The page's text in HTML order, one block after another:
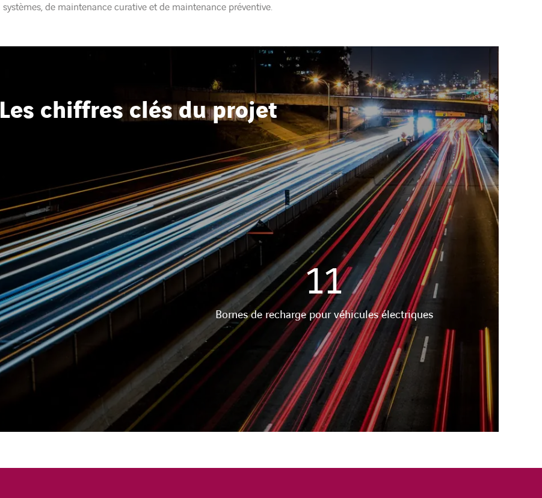
systèmes, de maintenance curative et de maintenance préventive.
Les chiffres clés du projet
11
Bornes de recharge pour véhicules électriques